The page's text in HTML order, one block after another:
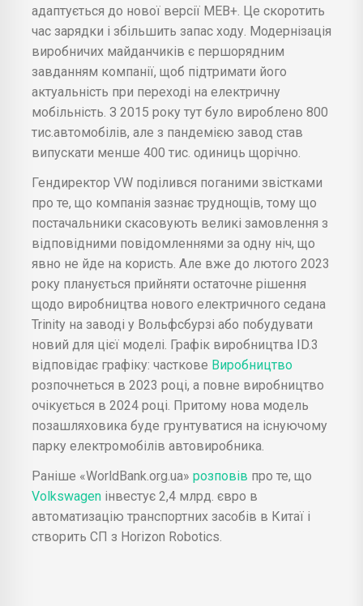
адаптується до нової версії MEB+. Це скоротить
час зарядки і збільшить запас ходу. Модернізація
виробничих майданчиків є першорядним
завданням компанії, щоб підтримати його
актуальність при переході на електричну
мобільність. З 2015 року тут було вироблено 800
тис.автомобілів, але з пандемією завод став
випускати менше 400 тис. одиниць щорічно.
Гендиректор VW поділився поганими звістками
про те, що компанія зазнає труднощів, тому що
постачальники скасовують великі замовлення з
відповідними повідомленнями за одну ніч, що
явно не йде на користь. Але вже до лютого 2023
року планується прийняти остаточне рішення
щодо виробництва нового електричного седана
Trinity на заводі у Вольфсбурзі або побудувати
новий для цієї моделі. Графік виробництва ID.3
відповідає графіку: часткове Виробництво
розпочнеться в 2023 році, а повне виробництво
очікується в 2024 році. Притому нова модель
позашляховика буде грунтуватися на існуючому
парку електромобілів автовиробника.
Раніше «WorldBank.org.ua» розповів про те, що
Volkswagen інвестує 2,4 млрд. євро в
автоматизацію транспортних засобів в Китаї і
створить СП з Horizon Robotics.